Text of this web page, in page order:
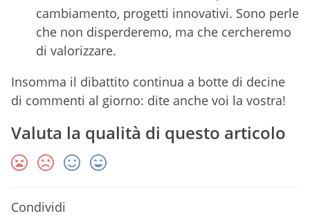
cambiamento, progetti innovativi. Sono perle
che non disperderemo, ma che cercheremo
di valorizzare.
Insomma il dibattito continua a botte di decine
di commenti al giorno: dite anche voi la vostra!
Valuta la qualità di questo articolo
Condividi